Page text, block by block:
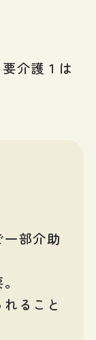
介護１は
部介助
ること